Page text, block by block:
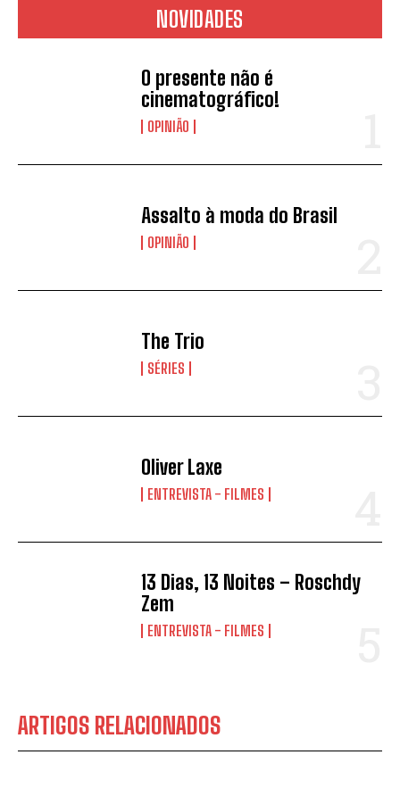
NOVIDADES
O presente não é
cinematográfico!
OPINIÃO
Assalto à moda do Brasil
OPINIÃO
The Trio
SÉRIES
Oliver Laxe
ENTREVISTA - FILMES
13 Dias, 13 Noites – Roschdy
Zem
ENTREVISTA - FILMES
ARTIGOS RELACIONADOS